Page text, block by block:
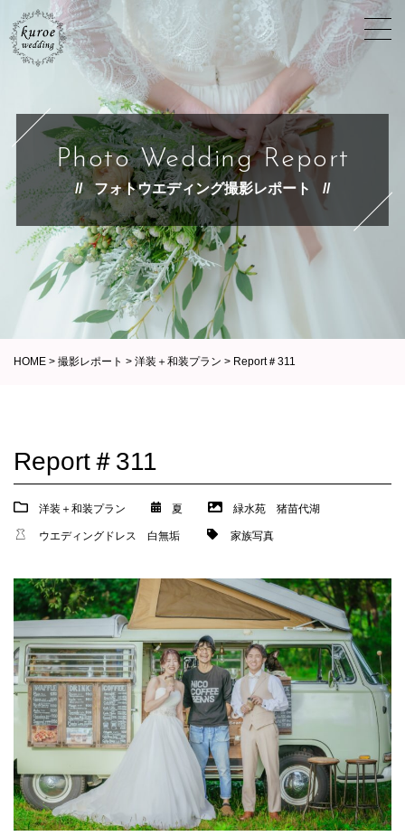
Photo Wedding Report
フォトウエディング撮影レポート
HOME > 撮影レポート > 洋装＋和装プラン > Report＃311
Report＃311
洋装＋和装プラン 夏 緑水苑 猪苗代湖
ウエディングドレス 白無垢 家族写真